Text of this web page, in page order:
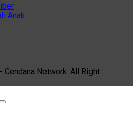
Anak
Network. All Right